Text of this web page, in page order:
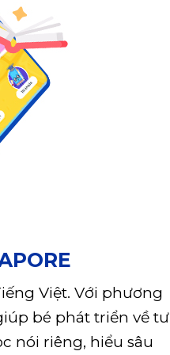
Việt. Với phương
bé phát triển về tư
nói riêng, hiểu sâu